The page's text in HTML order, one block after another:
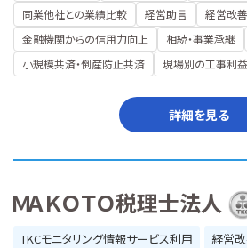
同業他社との業績比較
経営助言
経営改
金融機関からの信用力向上
相続・事業承継
小規模共済・倒産防止共済
現場別の工事利
詳細を見る
ＭＡＫＯＴＯ税理士法人
TKCモニタリング情報サービス利用
経営